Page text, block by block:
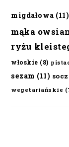
migdałowa (11)
mąka
ryżu
włoskie (8)
sezam (11)
wegetariańskie